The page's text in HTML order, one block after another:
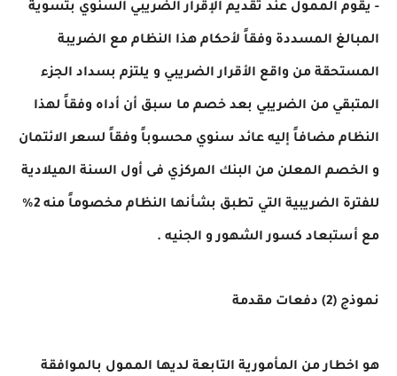
- يقوم الممول عند تقديم الإقرار الضريبي السنوي بتسوية
المبالغ المسددة وفقاً لأحكام هذا النظام مع الضريبة
المستحقة من واقع الأقرار الضريبي و يلتزم بسداد الجزء
المتبقي من الضريبي بعد خصم ما سبق أن أداه وفقاً لهذا
النظام مضافاً إليه عائد سنوي محسوباً وفقاً لسعر الائتمان
و الخصم المعلن من البنك المركزي فى أول السنة الميلادية
للفترة الضريبية التي تطبق بشأنها النظام مخصوماً منه 2%
مع أستبعاد كسور الشهور و الجنيه .
نموذج (2) دفعات مقدمة
هو اخطار من المأمورية التابعة لديها الممول بالموافقة